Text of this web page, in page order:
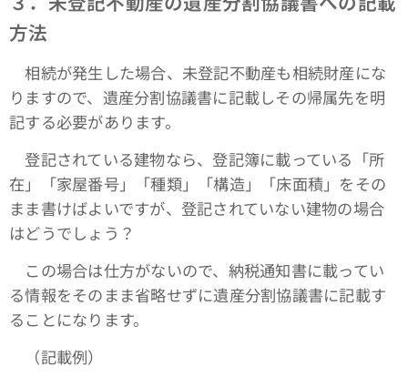
方法
相続が発生した場合、未登記不動産も相続財産にな
りますので、遺産分割協議書に記載しその帰属先を明
記する必要があります。
登記されている建物なら、登記簿に載っている「所
在」「家屋番号」「種類」「構造」「床面積」をその
まま書けばよいですが、登記されていない建物の場合
はどうでしょう？
この場合は仕方がないので、納税通知書に載ってい
る情報をそのまま省略せずに遺産分割協議書に記載す
ることになります。
（記載例）